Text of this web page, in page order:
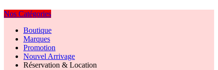
Nos Catégories
Boutique
Marques
Promotion
Nouvel Arrivage
Réservation & Location